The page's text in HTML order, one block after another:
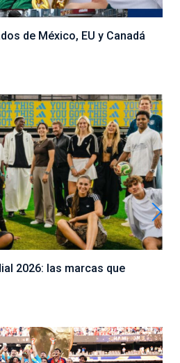
de México, EU y Canadá
2026: las marcas que